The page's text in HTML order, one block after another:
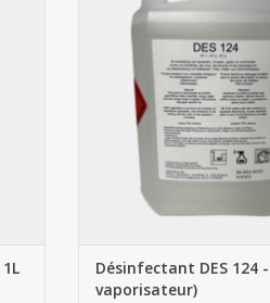
AJOUTER AU
Désinfectant DES 124
vaporisateur)